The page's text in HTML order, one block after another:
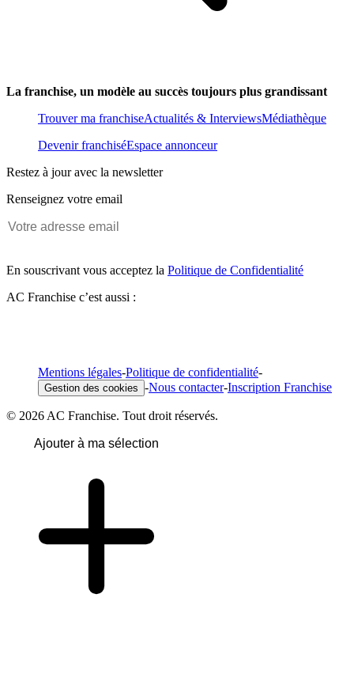
La franchise, un modèle au succès toujours plus grandissant
Trouver ma franchiseActualités & InterviewsMédiathèque
Devenir franchiséEspace annonceur
Restez à jour avec la newsletter
Renseignez votre email
En souscrivant vous acceptez la Politique de Confidentialité
AC Franchise c’est aussi :
Mentions légales-Politique de confidentialité-
Gestion des cookies -Nous contacter-Inscription Franchise
© 2026 AC Franchise. Tout droit réservés.
Ajouter à ma sélection